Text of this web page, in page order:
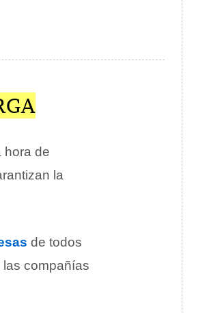
hora de
la
de todos
compañías